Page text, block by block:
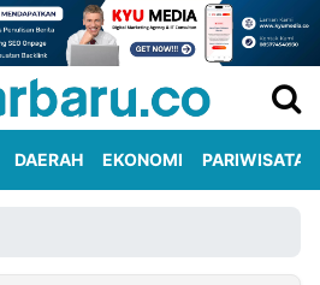
DAERAH EKONOMI PARIWISATA